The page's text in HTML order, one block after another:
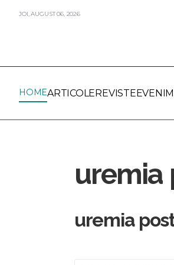
JOI,AUGUST06, 2026
HOMEARTICOLEREVISTE
uremia
uremia